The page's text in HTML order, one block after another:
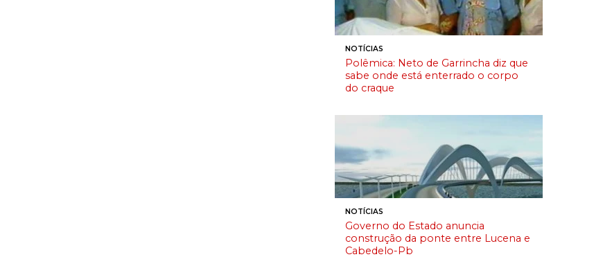
NOTÍCIAS
Polêmica: Neto de Garrincha diz que
sabe onde está enterrado o corpo
do craque
NOTÍCIAS
Governo do Estado anuncia
construção da ponte entre Lucena e
Cabedelo-Pb